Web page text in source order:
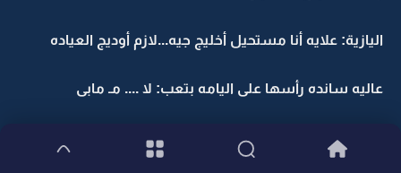
اليازية: علايه أنا مستحيل أخليج جيه...لازم أوديج العياده
عاليه سانده رأسها على اليامه بتعب: لا .... مـ مابى
اليازية: علاية تعرفيني زين تهمني مصلحتج...وإذا فيه شيء